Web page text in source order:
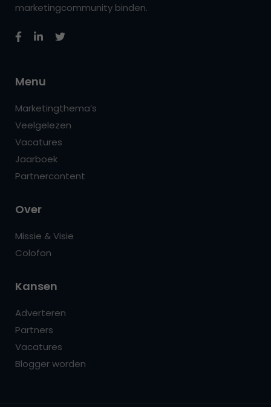
marketingcommunity binden.
Menu
Marketingthema’s
Veelgelezen
Vacatures
Jaarboek
Partnercontent
Over
Missie & Visie
Colofon
Kansen
Adverteren
Partners
Vacatures
Blogger worden